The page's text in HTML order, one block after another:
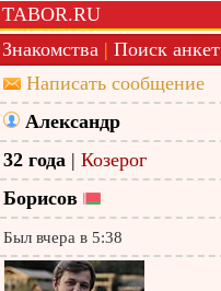
TABOR.RU
Знакомства | Поиск анкет
Написать сообщение
Александр
32 года | Козерог
Борисов
Был вчера в 5:38